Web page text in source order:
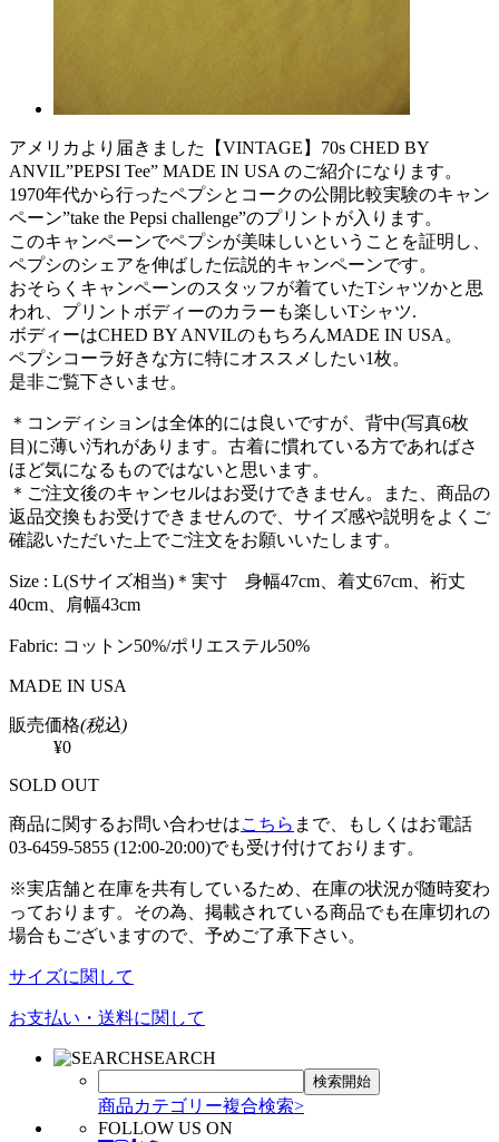
アメリカより届きました【VINTAGE】70s CHED BY
ANVIL”PEPSI Tee” MADE IN USA のご紹介になります。
1970年代から行ったペプシとコークの公開比較実験のキャン
ペーン”take the Pepsi challenge”のプリントが入ります。
このキャンペーンでペプシが美味しいということを証明し、
ペプシのシェアを伸ばした伝説的キャンペーンです。
おそらくキャンペーンのスタッフが着ていたTシャツかと思
われ、プリントボディーのカラーも楽しいTシャツ.
ボディーはCHED BY ANVILのもちろんMADE IN USA。
ペプシコーラ好きな方に特にオススメしたい1枚。
是非ご覧下さいませ。
＊コンディションは全体的には良いですが、背中(写真6枚
目)に薄い汚れがあります。古着に慣れている方であればさ
ほど気になるものではないと思います。
＊ご注文後のキャンセルはお受けできません。また、商品の
返品交換もお受けできませんので、サイズ感や説明をよくご
確認いただいた上でご注文をお願いいたします。
Size : L(Sサイズ相当)＊実寸 身幅47cm、着丈67cm、裄丈
40cm、肩幅43cm
Fabric: コットン50%/ポリエステル50%
MADE IN USA
販売価格(税込)
¥0
SOLD OUT
商品に関するお問い合わせはこちら まで、もしくはお電話
03-6459-5855 (12:00-20:00)でも受け付けております。
※実店舗と在庫を共有しているため、在庫の状況が随時変わ
っております。その為、掲載されている商品でも在庫切れの
場合もございますので、予めご了承下さい。
サイズに関して
お支払い・送料に関して
SEARCH
商品カテゴリー複合検索>
FOLLOW US ON